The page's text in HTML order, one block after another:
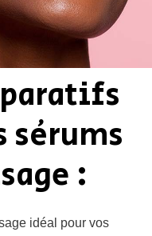
sérums
:
idéal pour vos